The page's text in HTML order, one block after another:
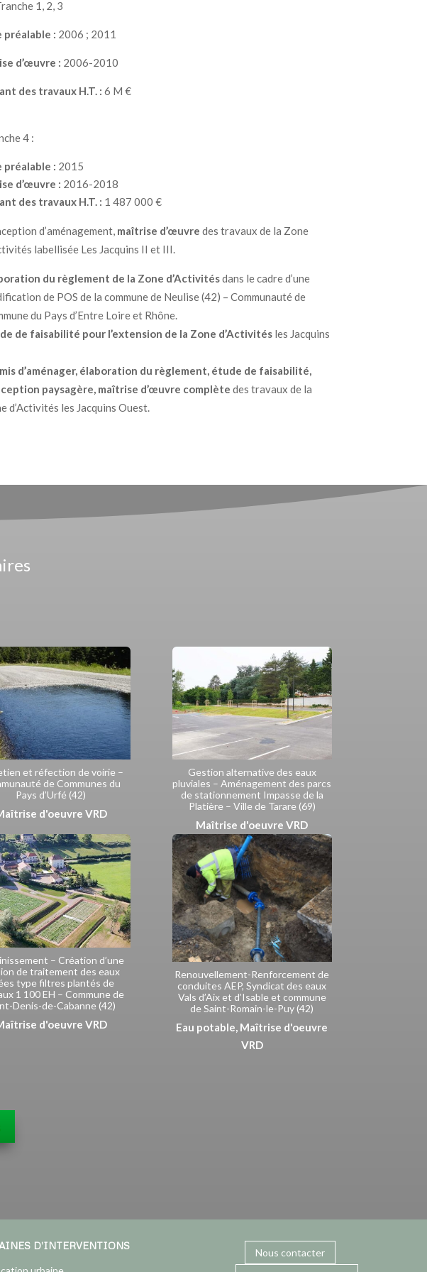
1, 2, 3
préalable : 2006 ; 2011
d’œuvre : 2006-2010
des travaux H.T. : 6 M €
4 :
préalable : 2015
d’œuvre : 2016-2018
des travaux H.T. : 1 487 000 €
d’aménagement, maîtrise d’œuvre des travaux de la Zone
labellisée Les Jacquins II et III.
du règlement de la Zone d’Activitésdans le cadre d’une
de POS de la commune de Neulise (42) – Communauté de
du Pays d’Entre Loire et Rhône.
de faisabilité pour l’extension de la Zone d’Activitésles Jacquins
d’aménager, élaboration du règlement, étude de faisabilité,
paysagère, maîtrise d’œuvre complète des travaux de la
d’Activités les Jacquins Ouest.
et réfection de voirie –
de Communes du
Pays d’Urfé (42)
d'oeuvre VRD
Gestion alternative des eaux
pluviales – Aménagement des parcs
de stationnement Impasse de la
Platière – Ville de Tarare (69)
Maîtrise d'oeuvre VRD
– Création d’une
de traitement des eaux
type filtres plantés de
1 100 EH – Commune de
Denis-de-Cabanne (42)
d'oeuvre VRD
Renouvellement-Renforcement de
conduites AEP, Syndicat des eaux
Vals d’Aix et d’Isable et commune
de Saint-Romain-le-Puy (42)
Eau potable, Maîtrise d'oeuvre
VRD
D’INTERVENTIONS
Nous contacter